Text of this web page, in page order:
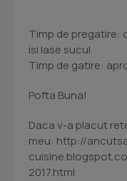
Timp de pregatire:
isi lase sucul
Timp de gatire:
Pofta Buna!
Daca v-a placut
meu: http://
2017.html